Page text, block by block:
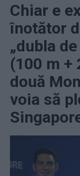
Chiar e
înotător
„dubla
(100 m +
două
voia să